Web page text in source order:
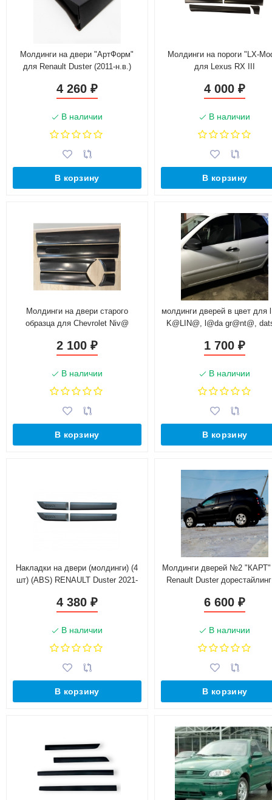
Молдинги на двери "АртФорм"
для Renault Duster (2011-н.в.)
4 260 ₽
В наличии
В корзину
Молдинги на пороги "LX-
для Lexus RX III
4 000₽
В наличии
В корзину
Молдинги на двери старого
образца для Chevrolet Niv@
2 100 ₽
В наличии
В корзину
молдинги дверей в цвет для
K@LIN@, l@da gr@nt@,
1 700₽
В наличии
В корзину
Накладки на двери (молдинги) (4
шт) (ABS) RENAULT Duster 2021-
4 380 ₽
В наличии
В корзину
Молдинги дверей №2
Renault Duster
6 600₽
В наличии
В корзину